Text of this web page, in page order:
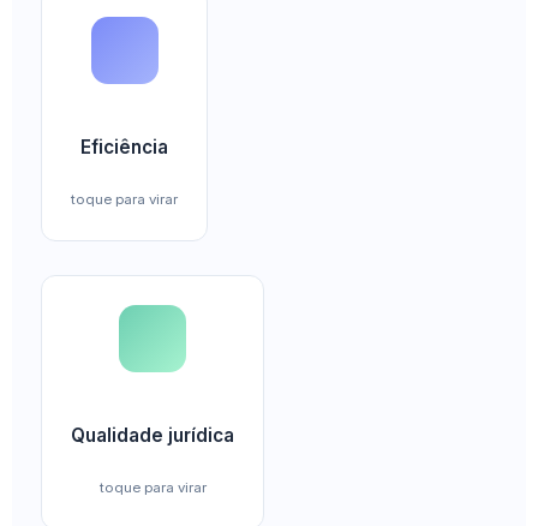
Eficiência
toque para virar
Não é volume de peças produzidas. É tempo
de retrabalho na revisão do sócio, e margem por
Qualidade jurídica
toque para virar
Auditoria amostral de peças por sócio sênior,
alucinações, índice de citações inexistentes e